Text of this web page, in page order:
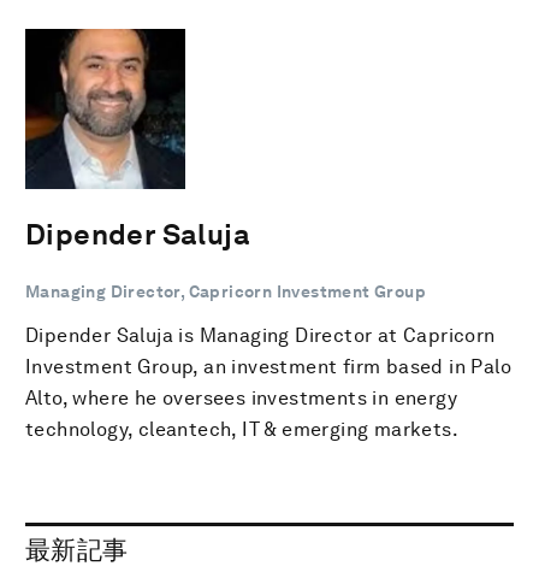
Dipender Saluja
Managing Director, Capricorn Investment Group
Dipender Saluja is Managing Director at Capricorn
Investment Group, an investment firm based in Palo
Alto, where he oversees investments in energy
technology, cleantech, IT & emerging markets.
最新記事